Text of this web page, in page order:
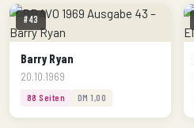
#43
Barry Ryan
20.10.1969
88 Seiten DM 1,00